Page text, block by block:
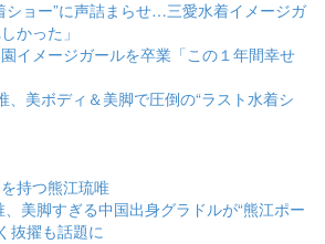
ショー”に声詰まらせ…三愛水着イメージガ
かった」
イメージガールを卒業「この１年間幸せ
、美ボディ＆美脚で圧倒の“ラスト水着シ
持つ熊江琉唯
、美脚すぎる中国出身グラドルが“熊江ポー
抜擢も話題に